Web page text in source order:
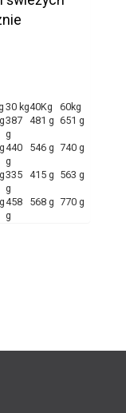
30 kg40Kg
60kg
387
g
481 g 651 g
440
g
546 g 740 g
335
g
415 g 563 g
458
g
568 g 770 g